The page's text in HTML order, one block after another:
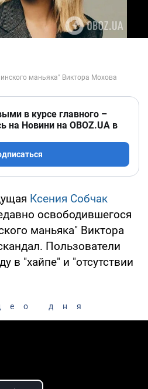
в курсе главного –
на Новини на OBOZ.UA в
Ксения Собчак
освободившегося
маньяка" Виктора
Пользователи
в "хайпе" и "отсутствии
дня